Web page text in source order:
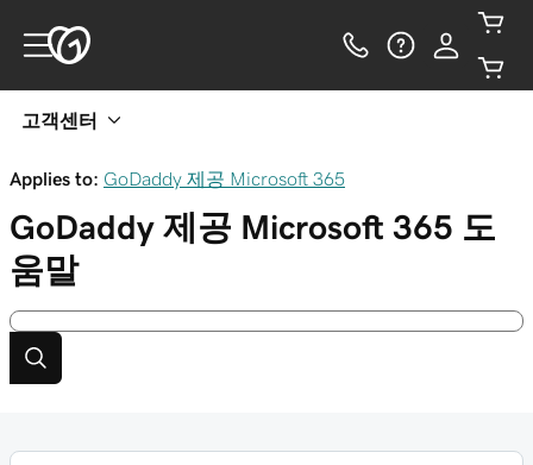
고객센터
Applies to: GoDaddy 제공 Microsoft 365
GoDaddy 제공 Microsoft 365 도
움말